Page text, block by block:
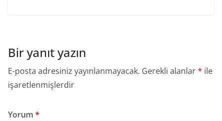
Bir yanıt yazın
E-posta adresiniz yayınlanmayacak. Gerekli alanlar* ile
işaretlenmişlerdir
Yorum *